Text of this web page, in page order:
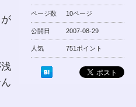
ページ数 10ページ
公開日 2007-08-29
人気 751ポイント